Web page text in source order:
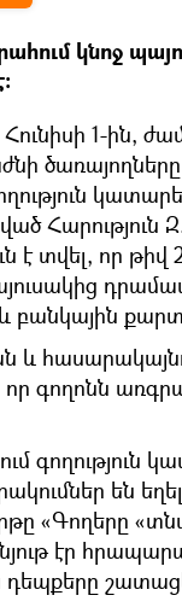
կնոջ
Հունիսի 1-ին,
Հարություն
տվել, որ թիվ
բանկային
և
որ գողոնն
գողություն
են եղել
«Գողերը
էր
դեպքերը